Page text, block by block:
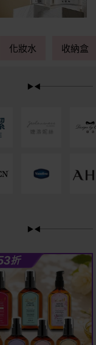
化妝水 收納盒
折